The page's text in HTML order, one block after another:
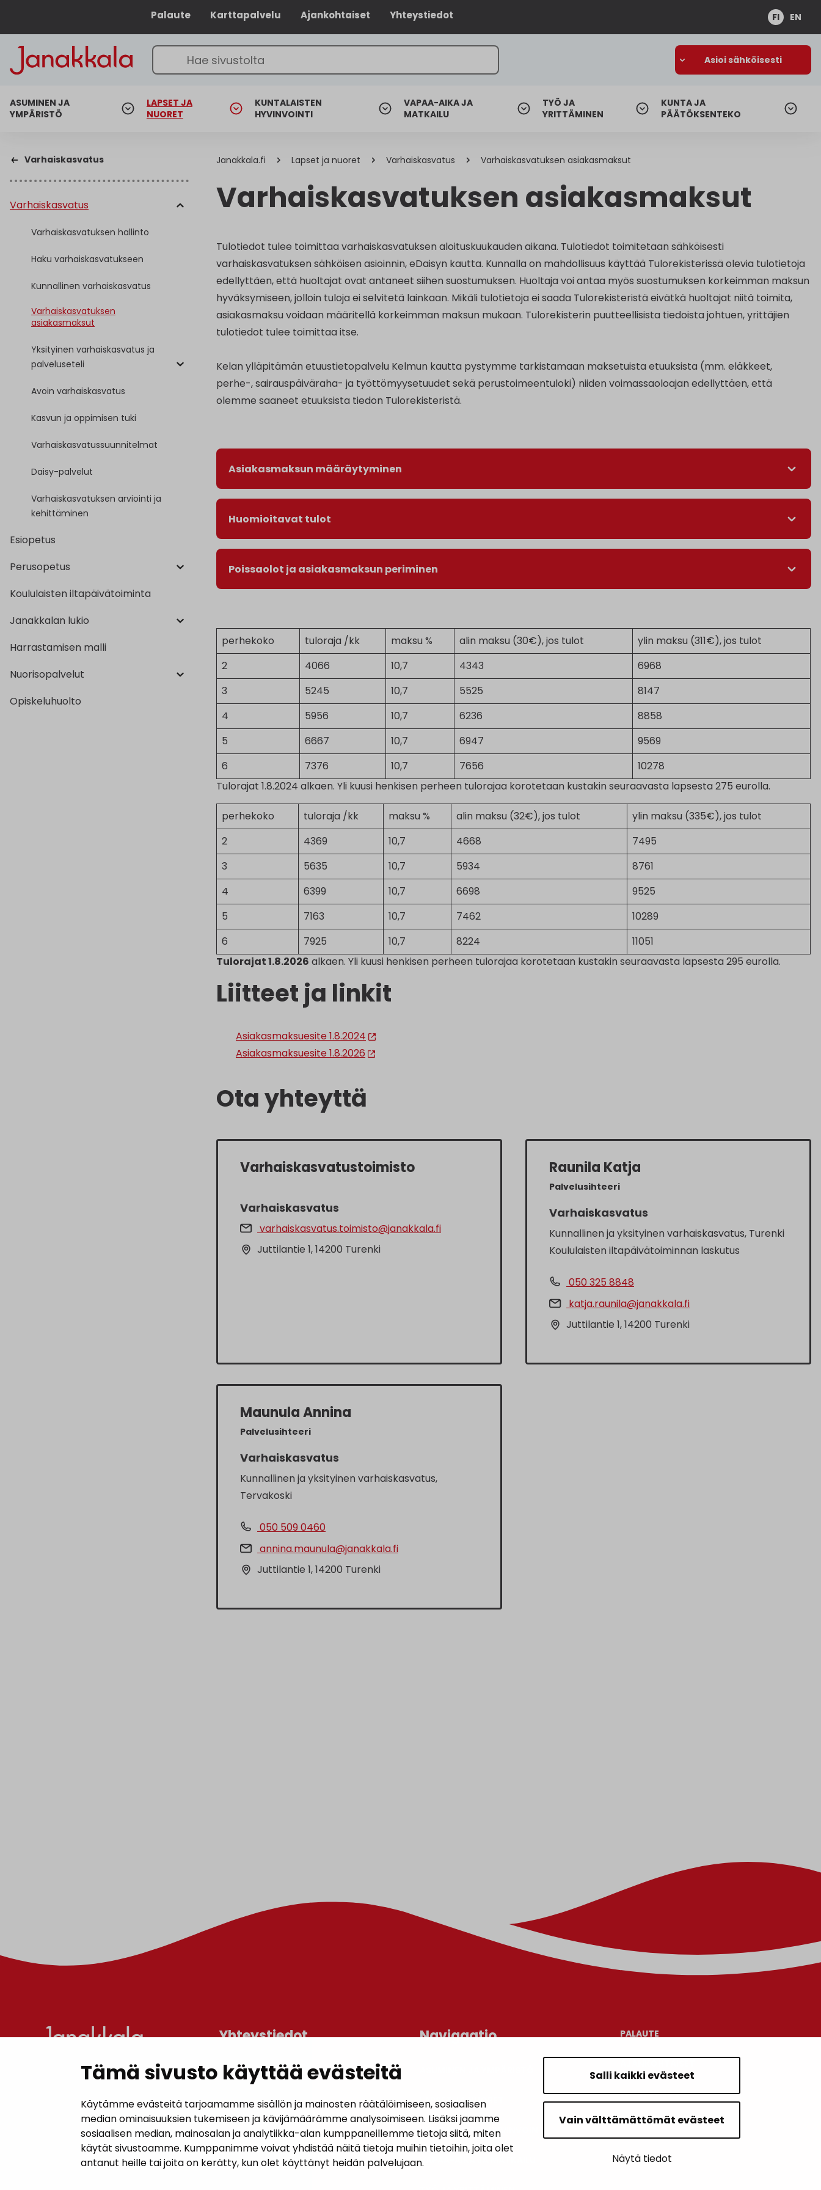
Tämä sivusto käyttää evästeitä
Käytämme evästeitä tarjoamamme sisällön ja mainosten räätälöimiseen, sosiaalisen
median ominaisuuksien tukemiseen ja kävijämäärämme analysoimiseen. Lisäksi jaamme
sosiaalisen median, mainosalan ja analytiikka-alan kumppaneillemme tietoja siitä, miten
käytät sivustoamme. Kumppanimme voivat yhdistää näitä tietoja muihin tietoihin, joita olet
antanut heille tai joita on kerätty, kun olet käyttänyt heidän palvelujaan.
Salli kaikki evästeet
Vain välttämättömät evästeet
Näytä tiedot
Palaute Karttapalvelu Ajankohtaiset Yhteystiedot FI EN
Asioi sähköisesti
ASUMINEN JA
YMPÄRISTÖ
LAPSET JA
NUORET
KUNTALAISTEN
HYVINVOINTI
VAPAA-AIKA JA
MATKAILU
TYÖ JA
YRITTÄMINEN
KUNTA JA
PÄÄTÖKSENTEKO
Varhaiskasvatus
Varhaiskasvatus
Varhaiskasvatuksen hallinto
Haku varhaiskasvatukseen
Kunnallinen varhaiskasvatus
Varhaiskasvatuksen
asiakasmaksut
Yksityinen varhaiskasvatus ja
palveluseteli
Avoin varhaiskasvatus
Kasvun ja oppimisen tuki
Varhaiskasvatussuunnitelmat
Daisy-palvelut
Varhaiskasvatuksen arviointi ja
kehittäminen
Esiopetus
Perusopetus
Koululaisten iltapäivätoiminta
Janakkalan lukio
Harrastamisen malli
Nuorisopalvelut
Opiskeluhuolto
Janakkala.fi Lapset ja nuoret Varhaiskasvatus Varhaiskasvatuksen asiakasmaksut
Varhaiskasvatuksen asiakasmaksut
Tulotiedot tulee toimittaa varhaiskasvatuksen aloituskuukauden aikana. Tulotiedot toimitetaan sähköisesti
varhaiskasvatuksen sähköisen asioinnin, eDaisyn kautta. Kunnalla on mahdollisuus käyttää Tulorekisterissä olevia tulotietoja
edellyttäen, että huoltajat ovat antaneet siihen suostumuksen. Huoltaja voi antaa myös suostumuksen korkeimman maksun
hyväksymiseen, jolloin tuloja ei selvitetä lainkaan. Mikäli tulotietoja ei saada Tulorekisteristä eivätkä huoltajat niitä toimita,
asiakasmaksu voidaan määritellä korkeimman maksun mukaan. Tulorekisterin puutteellisista tiedoista johtuen, yrittäjien
tulotiedot tulee toimittaa itse.
Kelan ylläpitämän etuustietopalvelu Kelmun kautta pystymme tarkistamaan maksetuista etuuksista (mm. eläkkeet,
perhe-, sairauspäiväraha- ja työttömyysetuudet sekä perustoimeentuloki) niiden voimassaoloajan edellyttäen, että
olemme saaneet etuuksista tiedon Tulorekisteristä.
Asiakasmaksun määräytyminen
Huomioitavat tulot
Poissaolot ja asiakasmaksun periminen
perhekoko tuloraja /kk maksu % alin maksu (30€), jos tulot
ylin maksu (311€), jos tulot
2
4066 10,7 4343
6968
3
5245 10,7 5525
8147
4
5956 10,7 6236
8858
5
6667 10,7 6947
9569
6
7376 10,7 7656
10278
Tulorajat 1.8.2024 alkaen. Yli kuusi henkisen perheen tulorajaa korotetaan kustakin seuraavasta lapsesta 275 eurolla.
perhekoko tuloraja /kk maksu % alin maksu (32€), jos tulot
ylin maksu (335€), jos tulot
2
4369 10,7 4668
7495
3
5635 10,7 5934
8761
4
6399 10,7 6698
9525
5
7163 10,7 7462
10289
6
7925 10,7 8224
11051
Tulorajat 1.8.2026 alkaen. Yli kuusi henkisen perheen tulorajaa korotetaan kustakin seuraavasta lapsesta 295 eurolla.
Liitteet ja linkit
Asiakasmaksuesite 1.8.2024
Asiakasmaksuesite 1.8.2026
Ota yhteyttä
Varhaiskasvatustoimisto
Varhaiskasvatus
varhaiskasvatus.toimisto@janakkala.fi
Juttilantie 1, 14200 Turenki
Raunila Katja
Palvelusihteeri
Varhaiskasvatus
Kunnallinen ja yksityinen varhaiskasvatus, Turenki
Koululaisten iltapäivätoiminnan laskutus
050 325 8848
katja.raunila@janakkala.fi
Juttilantie 1, 14200 Turenki
Maunula Annina
Palvelusihteeri
Varhaiskasvatus
Kunnallinen ja yksityinen varhaiskasvatus,
Tervakoski
050 509 0460
annina.maunula@janakkala.fi
Juttilantie 1, 14200 Turenki
Yhteystiedot
Janakkalan kunta
Juttilantie 1, 14200 Turenki
Puh. 050 5090 449
kirjaamo@janakkala.fi
Navigaatio
LAPSET JA NUORET
KUNTALAISTEN HYVINVOINTI
VAPAA-AIKA JA MATKAILU
PALAUTE
YHTEYSTIEDOT
KARTTAPALVELU